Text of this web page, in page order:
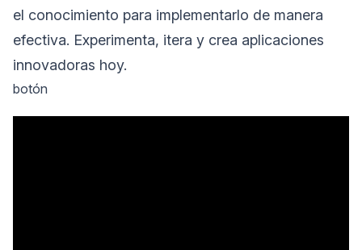
el conocimiento para implementarlo de manera
efectiva. Experimenta, itera y crea aplicaciones
innovadoras hoy.
botón